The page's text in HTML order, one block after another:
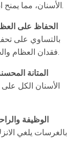
الأسنان، مما يمنح ابتسامة واقعية بجسور زيركونيا أو الخزف.
الحفاظ على
بالتساوي على
فقدان العظام والحفاظ على بنية الوجه والخطوط الطبيعية.
المتانة
الوظيفة
بالغرسات يلغي